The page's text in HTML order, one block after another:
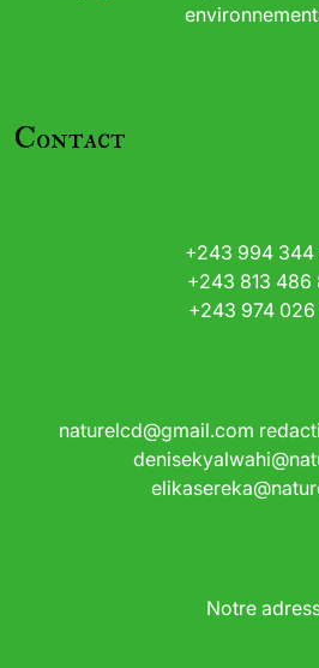
Contact
+243 994 344
+243 813 486
+243 974 026
naturelcd@gmail.com
Notre